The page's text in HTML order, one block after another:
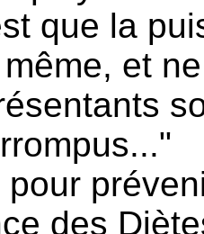
que la
et
pour
des